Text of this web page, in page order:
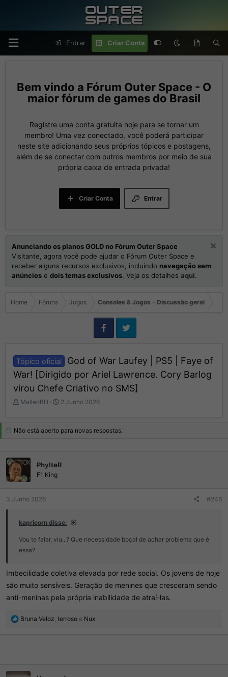
Entrar Criar Conta
Fórum Outer Space - O
maior fórum de games do Brasil
Registre uma conta gratuita hoje para se tornar um
membro! Uma vez conectado, você poderá participar
neste site adicionando seus próprios tópicos e postagens,
além de se conectar com outros membros por meio de sua
própria caixa de entrada privada!
Entrar
Criar Conta
Anunciando os planos GOLD no Fórum Outer Space
Visitante, agora você pode ajudar o Fórum Outer Space e
receber alguns recursos exclusivos, incluindo navegação sem
anúncios e dois temas exclusivos. Veja os detalhes aqui.
Home Fóruns Jogos Consoles & Jogos - Discussão geral
Tópico oficial
God of War Laufey | PS5 | Faye of
War! [Dirigido por Ariel Lawrence. Cory Barlog
virou Chefe Criativo no SMS]
I
c
d
o
r
d
t
p
c
o
MalleoBH
D
a
n
2 Junho 2026
Não está aberto para novas respostas.
PhylteR
F1 King
3 Junho 2026 #246
kapricorn disse:
Vou te falar, viu...? Que necessidade boçal de achar problema que é
essa?
Imbecilidade coletiva elevada por rede social. Os jovens de hoje
são muito sensíveis. Geração de menines que cresceram sendo
anti-meninas pela própria inabilidade de atraí-las.
R
s
Bruna Veloz, terroso e Nux